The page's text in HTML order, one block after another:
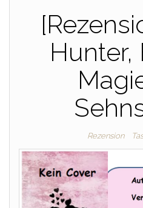
Hunter,
Rezension